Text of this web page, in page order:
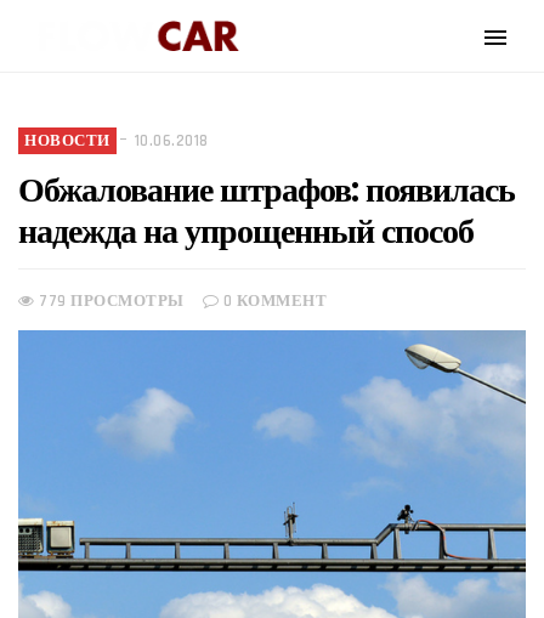
НОВОСТИ 10.06.2018
Обжалование штрафов: появилась
надежда на упрощенный способ
779 ПРОСМОТРЫ 0 КОММЕНТ